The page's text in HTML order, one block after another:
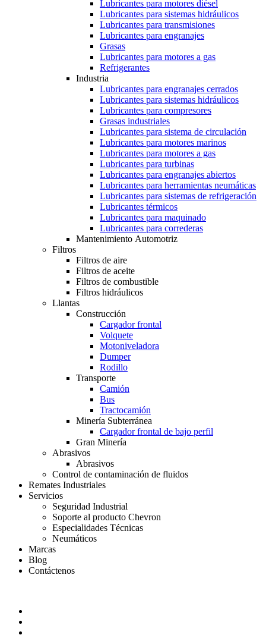
Lubricantes para motores diésel
Lubricantes para sistemas hidráulicos
Lubricantes para transmisiones
Lubricantes para engranajes
Grasas
Lubricantes para motores a gas
Refrigerantes
Industria
Lubricantes para engranajes cerrados
Lubricantes para sistemas hidráulicos
Lubricantes para compresores
Grasas industriales
Lubricantes para sistema de circulación
Lubricantes para motores marinos
Lubricantes para motores a gas
Lubricantes para turbinas
Lubricantes para engranajes abiertos
Lubricantes para herramientas neumáticas
Lubricantes para sistemas de refrigeración
Lubricantes térmicos
Lubricantes para maquinado
Lubricantes para correderas
Mantenimiento Automotriz
Filtros
Filtros de aire
Filtros de aceite
Filtros de combustible
Filtros hidráulicos
Llantas
Construcción
Cargador frontal
Volquete
Motoniveladora
Dumper
Rodillo
Transporte
Camión
Bus
Tractocamión
Minería Subterránea
Cargador frontal de bajo perfil
Gran Minería
Abrasivos
Abrasivos
Control de contaminación de fluidos
Remates Industriales
Servicios
Seguridad Industrial
Soporte al producto Chevron
Especialidades Técnicas
Neumáticos
Marcas
Blog
Contáctenos